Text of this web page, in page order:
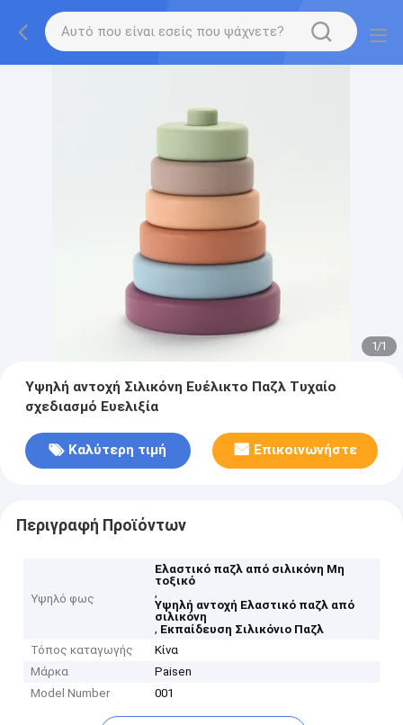
1/1
Υψηλή αντοχή Σιλικόνη Ευέλικτο Παζλ Τυχαίο
σχεδιασμό Ευελιξία
Καλύτερη τιμή Επικοινωνήστε
Περιγραφή Προϊόντων
Υψηλό φως
Ελαστικό παζλ από σιλικόνη Μη
τοξικό
,
Υψηλή αντοχή Ελαστικό παζλ από
σιλικόνη
, Εκπαίδευση Σιλικόνιο Παζλ
Τόπος καταγωγής
Κίνα
Μάρκα
Paisen
Model Number
001